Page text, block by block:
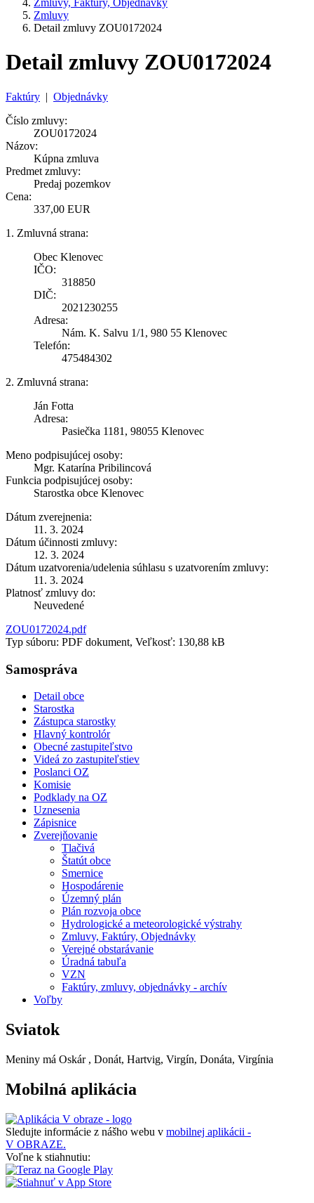
Zmluvy, Faktúry, Objednávky
Zmluvy
Detail zmluvy ZOU0172024
Detail zmluvy ZOU0172024
Faktúry | Objednávky
Číslo zmluvy:
ZOU0172024
Názov:
Kúpna zmluva
Predmet zmluvy:
Predaj pozemkov
Cena:
337,00 EUR
1. Zmluvná strana:
Obec Klenovec
IČO:
318850
DIČ:
2021230255
Adresa:
Nám. K. Salvu 1/1, 980 55 Klenovec
Telefón:
475484302
2. Zmluvná strana:
Ján Fotta
Adresa:
Pasiečka 1181, 98055 Klenovec
Meno podpisujúcej osoby:
Mgr. Katarína Pribilincová
Funkcia podpisujúcej osoby:
Starostka obce Klenovec
Dátum zverejnenia:
11. 3. 2024
Dátum účinnosti zmluvy:
12. 3. 2024
Dátum uzatvorenia/udelenia súhlasu s uzatvorením zmluvy:
11. 3. 2024
Platnosť zmluvy do:
Neuvedené
ZOU0172024.pdf
Typ súboru: PDF dokument, Veľkosť: 130,88 kB
Samospráva
Detail obce
Starostka
Zástupca starostky
Hlavný kontrolór
Obecné zastupiteľstvo
Videá zo zastupiteľstiev
Poslanci OZ
Komisie
Podklady na OZ
Uznesenia
Zápisnice
Zverejňovanie
Tlačivá
Štatút obce
Smernice
Hospodárenie
Územný plán
Plán rozvoja obce
Hydrologické a meteorologické výstrahy
Zmluvy, Faktúry, Objednávky
Verejné obstarávanie
Úradná tabuľa
VZN
Faktúry, zmluvy, objednávky - archív
Voľby
Sviatok
Meniny má Oskár , Donát, Hartvig, Virgín, Donáta, Virgínia
Mobilná aplikácia
Sledujte informácie z nášho webu v mobilnej aplikácii -
V OBRAZE.
Voľne k stiahnutiu: